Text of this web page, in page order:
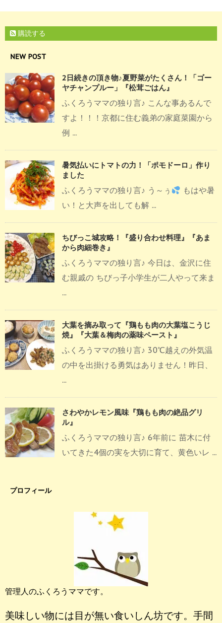
購読する
NEW POST
2日続きの頂き物♪夏野菜がたくさん！「ゴー
ヤチャンプルー」『松茸ごはん』
ふくろうママの独り言♪ こんな事あるんで
すよ！！！京都に住む義弟の家庭菜園から
例 ...
暑気払いにトマトの力！「ポモドーロ」作り
ました
ふくろうママの独り言♪ う～ぅ
もはや暑
い！と大声を出しても解 ...
ちびっこ城攻略！『盛り合わせ料理』『あま
から肉細巻き』
ふくろうママの独り言♪ 今日は、金沢に住
む親戚の ちびっ子小学生が二人やって来ま
...
大葉を摘み取って『鶏もも肉の大葉塩こうじ
焼』『大葉＆梅肉の薬味ペースト』
ふくろうママの独り言♪ 30℃越えの外気温
の中を出掛ける勇気はありません！昨日、
...
さわやかレモン風味『鶏もも肉の絶品グリ
ル』
ふくろうママの独り言♪ 6年前に 苗木に付
いてきた4個の実を大切に育て、黄色いレ ...
プロフィール
管理人のふくろうママです。
美味しい物には目が無い食いしん坊です。手間